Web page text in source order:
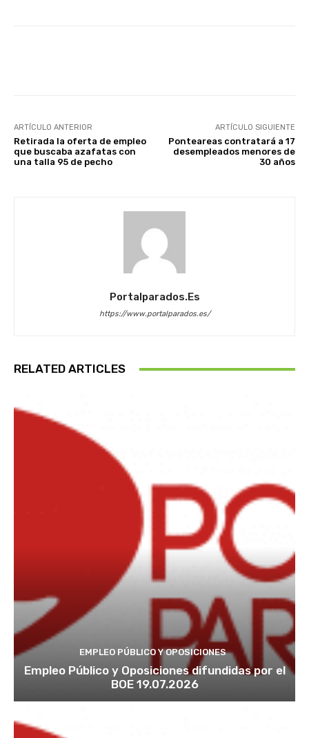
ARTÍCULO ANTERIOR
Retirada la oferta de empleo
que buscaba azafatas con
una talla 95 de pecho
ARTÍCULO SIGUIENTE
Ponteareas contratará a 17
desempleados menores de
30 años
Portalparados.es
https://www.portalparados.es/
RELATED ARTICLES
EMPLEO PÚBLICO Y OPOSICIONES
Empleo Público y Oposiciones difundidas por el
BOE 19.07.2026